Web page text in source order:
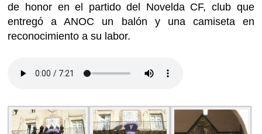
de honor en el partido del Novelda CF, club que
entregó a ANOC un balón y una camiseta en
reconocimiento a su labor.